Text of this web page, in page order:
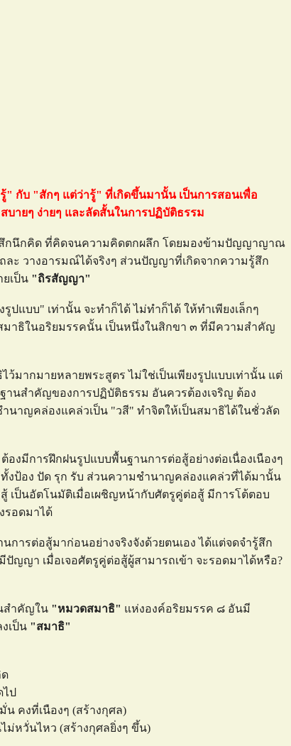
กับ "สักๆ แต่ว่ารู้" ที่เกิดขึ้นมานั้น เป็นการสอนเพื่อ
บายๆ ง่ายๆ และลัดสั้นในการปฏิบัติธรรม
กนึกคิด ที่คิดจนความคิดตกผลึก โดยมองข้ามปัญญาญาณ
ละ วางอารมณ์ได้จริงๆ ส่วนปัญญาที่เกิดจากความรู้สึก
เป็น "ถิรสัญญา"
ปแบบ" เท่านั้น จะทำก็ได้ ไม่ทำก็ได้ ให้ทำเพียงเล็กๆ
าธิในอริยมรรคนั้น เป็นหนึ่งในสิกขา ๓ ที่มีความสำคัญ
มากมายหลายพระสูตร ไม่ใช่เป็นเพียงรูปแบบเท่านั้น แต่
านสำคัญของการปฏิบัติธรรม อันควรต้องเจริญ ต้อง
นาญคล่องแคล่วเป็น "วสี" ทำจิตให้เป็นสมาธิได้ในชั่วลัด
งมีการฝึกฝนรูปแบบพื้นฐานการต่อสู้อย่างต่อเนื่องเนืองๆ
งป้อง ปัด รุก รับ ส่วนความชำนาญคล่องแคล่วที่ได้มานั้น
เป็นอัตโนมัติเมื่อเผชิญหน้ากับศัตรูคู่ต่อสู้ มีการโต้ตอบ
รอดมาได้
ารต่อสู้มาก่อนอย่างจริงจังด้วยตนเอง ได้แต่จดจำรู้สึก
ปัญญา เมื่อเจอศัตรูคู่ต่อสู้ผู้สามารถเข้า จะรอดมาได้หรือ?
สำคัญใน "หมวดสมาธิ" ห่งองค์อริยมรรค ๘ อันมี
เป็น "สมาธิ"
ด
ป
น คงที่เนืองๆ (สร้างกุศล)
ม่หวั่นไหว (สร้างกุศลยิ่งๆ ขึ้น)